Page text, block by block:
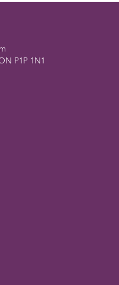
P1P 1N1